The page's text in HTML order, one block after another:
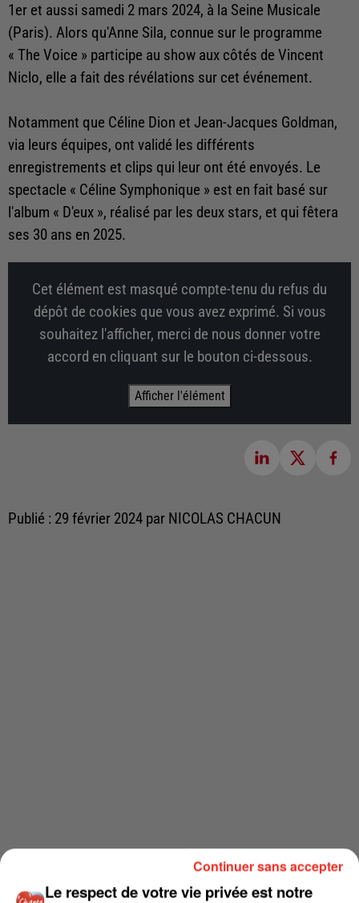
1er et aussi samedi 2 mars 2024, à la Seine Musicale
(Paris). Alors qu'Anne Sila, connue sur le programme
« The Voice » participe au show aux côtés de Vincent
Niclo, elle a fait des révélations sur cet événement.
Notamment que Céline Dion et Jean-Jacques Goldman,
via leurs équipes, ont validé les différents
enregistrements et clips qui leur ont été envoyés. Le
spectacle « Céline Symphonique » est en fait basé sur
l'album « D'eux », réalisé par les deux stars, et qui fêtera
ses 30 ans en 2025.
Cet élément est masqué compte-tenu du refus du
dépôt de cookies que vous avez exprimé. Si vous
souhaitez l'afficher, merci de nous donner votre
accord en cliquant sur le bouton ci-dessous.
Afficher l'élément
Publié : 29 février 2024 par NICOLAS CHACUN
Le respect de votre vie privée est notre
Continuer sans accepter